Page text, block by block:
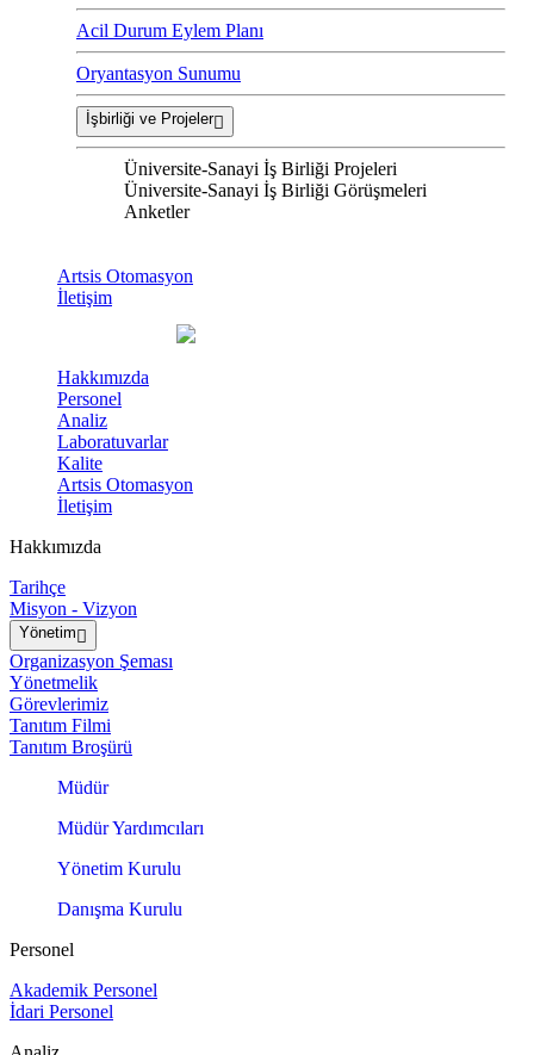
Acil Durum Eylem Planı
Oryantasyon Sunumu
İşbirliği ve Projeler
Üniversite-Sanayi İş Birliği Projeleri
Üniversite-Sanayi İş Birliği Görüşmeleri
Anketler
Artsis Otomasyon
İletişim
Hakkımızda
Personel
Analiz
Laboratuvarlar
Kalite
Artsis Otomasyon
İletişim
Hakkımızda
Tarihçe
Misyon - Vizyon
Yönetim
Organizasyon Şeması
Yönetmelik
Görevlerimiz
Tanıtım Filmi
Tanıtım Broşürü
Müdür
Müdür Yardımcıları
Yönetim Kurulu
Danışma Kurulu
Personel
Akademik Personel
İdari Personel